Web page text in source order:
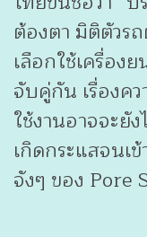
ต้องตา มิติตัวร
เลือกใช้เครื่อง
จับคู่กัน เรื่องค
ใช้งานอาจจะยั
เกิดกระแสจนเ
จังๆ ของ Pore